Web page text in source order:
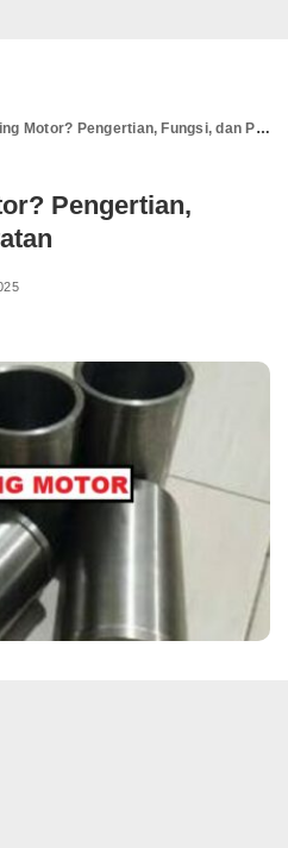
Motor? Pengertian, Fungsi, dan Perawatan
Pengertian,